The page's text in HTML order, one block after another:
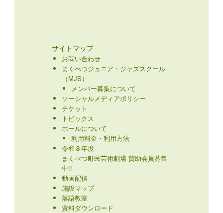
サイトマップ
お問い合わせ
まくべつジュニア・ジャズスクール
（MJS）
メンバー募集について
ソーシャルメディアポリシー
チケット
トピックス
ホールについて
利用料金・利用方法
令和８年度
まくべつ町民芸術劇場 賛助会員募集
中!!
動画配信
施設マップ
落語教室
資料ダウンロード